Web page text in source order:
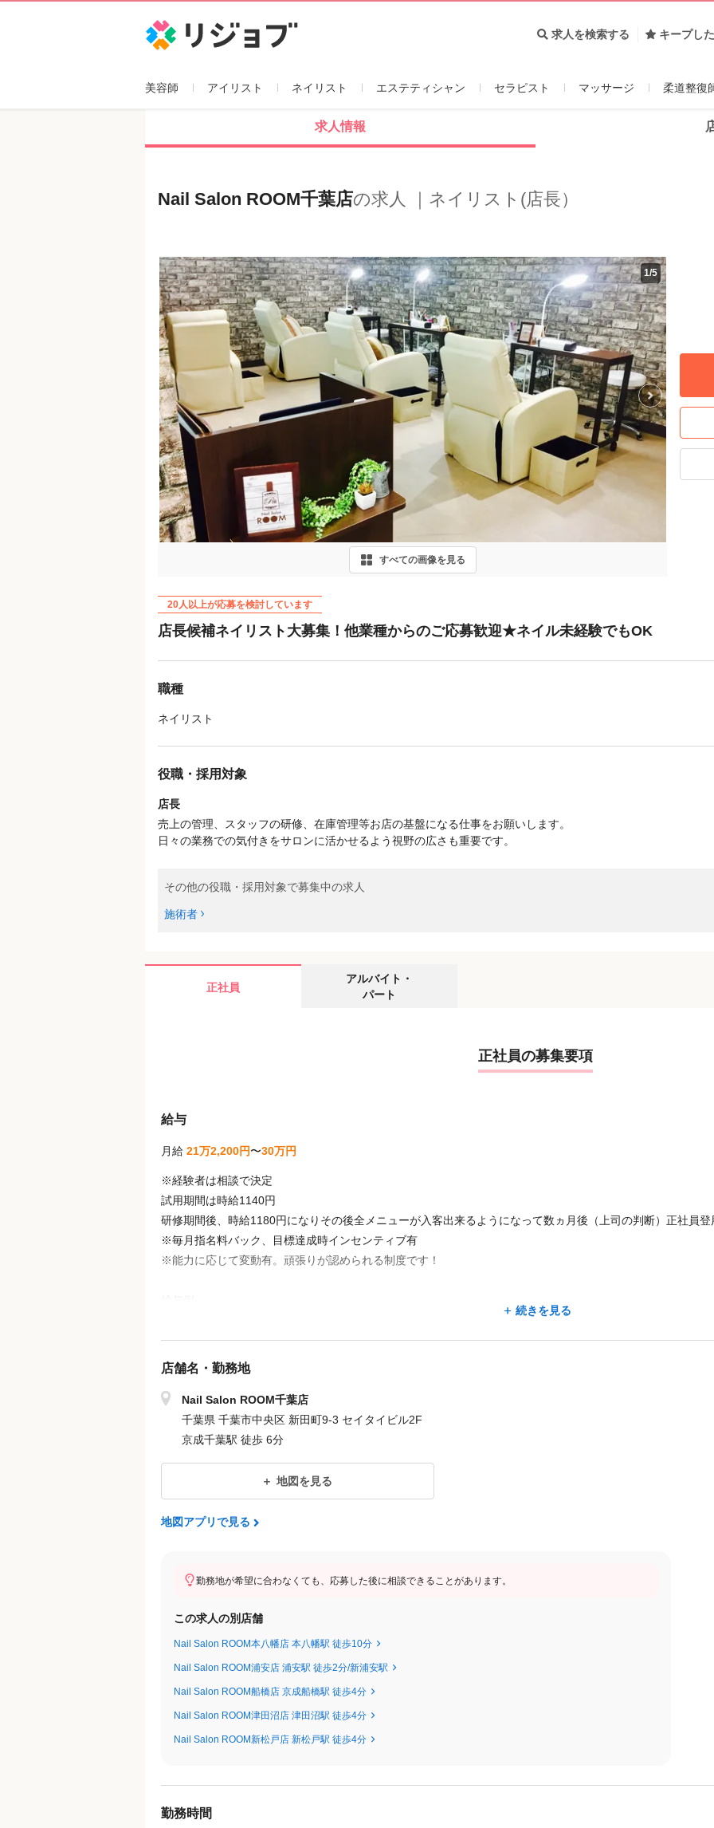
求人を検索する キープし
美容師 アイリスト ネイリスト エステティシャン セラピスト マッサージ 柔道整復
求人情報
Nail Salon ROOM千葉店の求人 ｜ネイリスト(店長）
1/5
Previous
すべての画像を見る
20人以上が応募を検討しています
店長候補ネイリスト大募集！他業種からのご応募歓迎★ネイル未経験でもOK
職種
ネイリスト
役職・採用対象
店長
売上の管理、スタッフの研修、在庫管理等お店の基盤になる仕事をお願いします。
日々の業務での気付きをサロンに活かせるよう視野の広さも重要です。
その他の役職・採用対象で募集中の求人
施術者
正社員
アルバイト・
パート
正社員の募集要項
給与
月給 21万2,200円〜30万円
※経験者は相談で決定
試用期間は時給1140円
研修期間後、時給1180円になりその後全メニューが入客出来るようになって数ヵ月後（上司の判断）正社員登
※毎月指名料バック、目標達成時インセンティブ有
※能力に応じて変動有。頑張りが認められる制度です！
入社7年(未経験スタートのスタッフ)
318,000円
★アルバート・パート・正社員ともに希望休3日まで取得ＯＫ
★検定や旅行などの場合、事前申請で長期連休も可能！
★指名料バック＆目標達成インセンティブあり！
※頑張り次第で結果が出る給与体制です。新人さんでも頑張り次第でお給料に反映されます！
＜試用期間あり＞ 3ヶ月 〜 6ヶ月 / 時給 1,140円以上
続きを見る
店舗名・勤務地
Nail Salon ROOM千葉店
千葉県 千葉市中央区 新田町9-3 セイタイビル2F
京成千葉駅 徒歩 6分
地図を見る
地図アプリで見る
勤務地が希望に合わなくても、応募した後に相談できることがあります。
この求人の別店舗
Nail Salon ROOM本八幡店 本八幡駅 徒歩10分
Nail Salon ROOM浦安店 浦安駅 徒歩2分/新浦安駅
Nail Salon ROOM船橋店 京成船橋駅 徒歩4分
Nail Salon ROOM津田沼店 津田沼駅 徒歩4分
Nail Salon ROOM新松戸店 新松戸駅 徒歩4分
勤務時間